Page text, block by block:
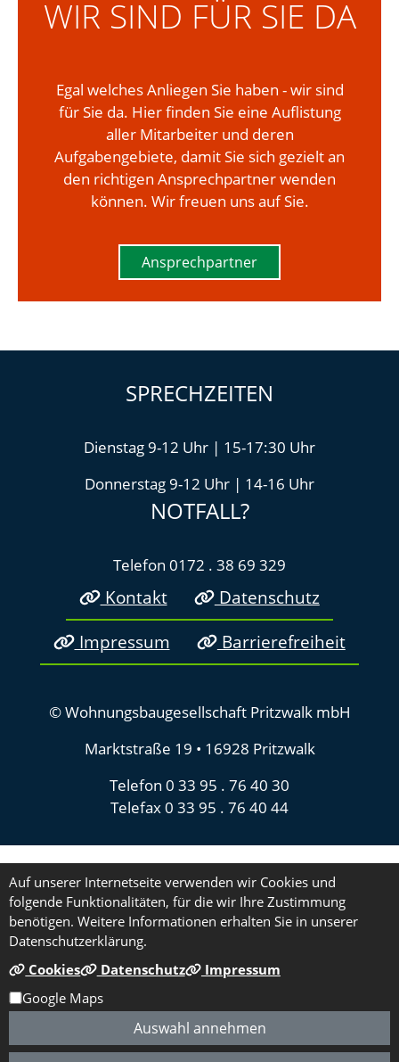
WIR SIND FÜR SIE DA
Egal welches Anliegen Sie haben - wir sind
für Sie da. Hier finden Sie eine Auflistung
aller Mitarbeiter und deren
Aufgabengebiete, damit Sie sich gezielt an
den richtigen Ansprechpartner wenden
können. Wir freuen uns auf Sie.
Ansprechpartner
SPRECHZEITEN
Dienstag 9-12 Uhr | 15-17:30 Uhr
Donnerstag 9-12 Uhr | 14-16 Uhr
NOTFALL?
Telefon 0172 . 38 69 329
Kontakt
Datenschutz
Impressum
Barrierefreiheit
© Wohnungsbaugesellschaft Pritzwalk mbH
Marktstraße 19 • 16928 Pritzwalk
Telefon 0 33 95 . 76 40 30
Telefax 0 33 95 . 76 40 44
Auf unserer Internetseite verwenden wir Cookies und
folgende Funktionalitäten, für die wir Ihre Zustimmung
benötigen. Weitere Informationen erhalten Sie in unserer
Datenschutzerklärung.
Cookies
Datenschutz
Impressum
Google Maps
Auswahl annehmen